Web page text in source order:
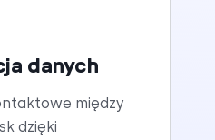
danych
między
dzięki